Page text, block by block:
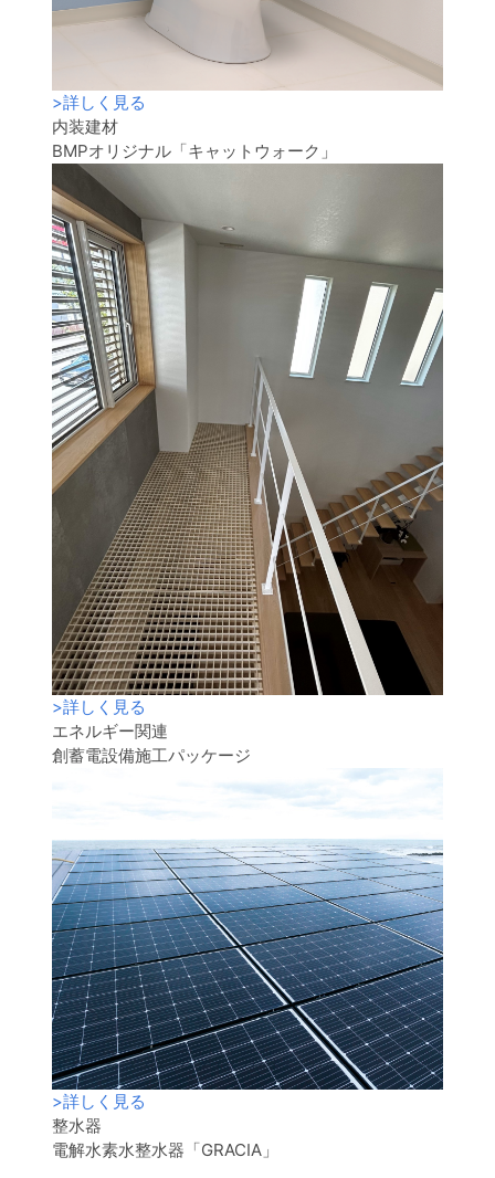
>詳しく見る
内装建材
BMPオリジナル「キャットウォーク」
>詳しく見る
エネルギー関連
創蓄電設備施工パッケージ
>詳しく見る
整水器
電解水素水整水器「GRACIA」